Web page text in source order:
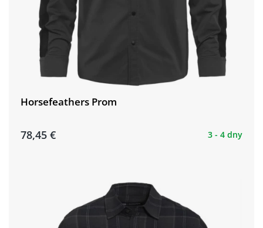
Horsefeathers Prom
78,45 € 3 - 4 dny